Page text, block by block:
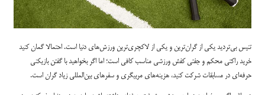
تنیس بی‌تردید یکی از گران‌ترین و یکی از لاکچری‌ترین ورزش‌های دنیا است. احتمالا گمان کنید
خرید راکتی محکم و جفتی کفش ورزشی مناسب کافی است؛ اما اگر بخواهید با گفتن بازیکنی
حرفه‌ای در مسابقات شرکت کنید، هزینه‌های مربیگری و سفرهای بین‌المللی زیاد گران است.